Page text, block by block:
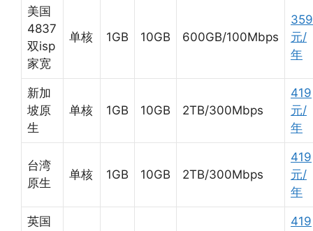
美国
4837
双isp
家宽
单核 1GB 10GB 600GB/100Mbps
359
元/
年
新加
坡原
生
单核 1GB 10GB 2TB/300Mbps
419
元/
年
台湾
原生
单核 1GB 10GB 2TB/300Mbps
419
元/
年
英国
419